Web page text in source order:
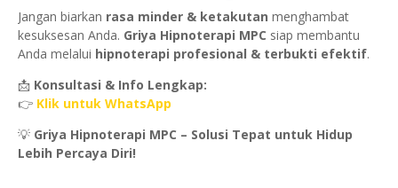
Jangan biarkan rasa minder & ketakutan menghambat
kesuksesan Anda. Griya Hipnoterapi MPC siap membantu
Anda melalui hipnoterapi profesional & terbukti efektif.
📩 Konsultasi & Info Lengkap:
👉 Klik untuk WhatsApp
💡 Griya Hipnoterapi MPC – Solusi Tepat untuk Hidup
Lebih Percaya Diri!